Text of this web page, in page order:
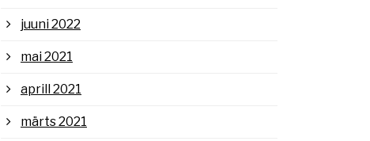
juuni 2022
mai 2021
aprill 2021
märts 2021